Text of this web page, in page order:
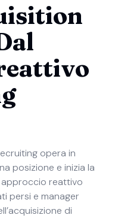
opera in
posizione e inizia la
reattivo
persi e manager
di